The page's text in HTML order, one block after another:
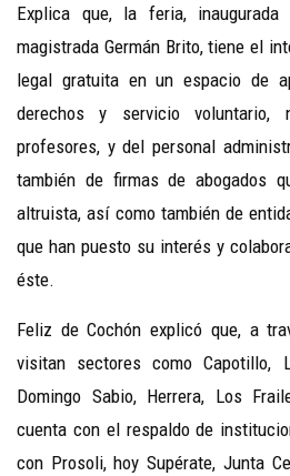
Explica que, la feria,
magistrada Germán Brito, tiene el
legal gratuita en un espacio de
derechos y servicio
profesores, y del personal
también de firmas de abogados
altruista, así como también de
que han puesto su interés y
éste.
Feliz de Cochón explicó que, a
visitan sectores como Capotillo,
Domingo Sabio, Herrera, Los
cuenta con el respaldo de
con Prosoli, hoy Supérate, Junta